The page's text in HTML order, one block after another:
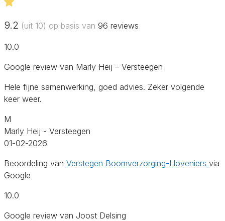
9.2 (uit 10) op basis van 96 reviews
10.0
Google review van Marly Heij – Versteegen
Hele fijne samenwerking, goed advies. Zeker volgende
keer weer.
M
Marly Heij - Versteegen
01-02-2026
Beoordeling van Verstegen Boomverzorging-Hoveniers via
Google
10.0
Google review van Joost Delsing